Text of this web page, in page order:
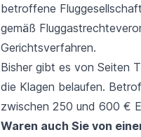
betroffene
gemäß
Gerichtsverfahren.
Bisher gibt es von Seiten
die Klagen belaufen.
zwischen 250 und 600 €
Waren auch Sie von